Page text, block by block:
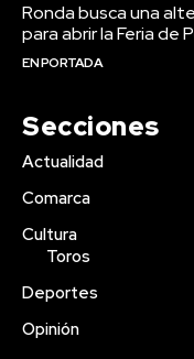
Ronda busca una
para abrir la Feria de
EN PORTADA
Secciones
Actualidad
Comarca
Cultura
Toros
Deportes
Opinión